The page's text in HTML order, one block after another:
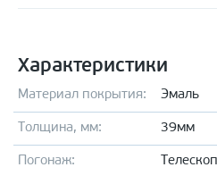
Характеристики
Материал покрытия: Эмаль
Толщина, мм: 39мм
Погонаж: